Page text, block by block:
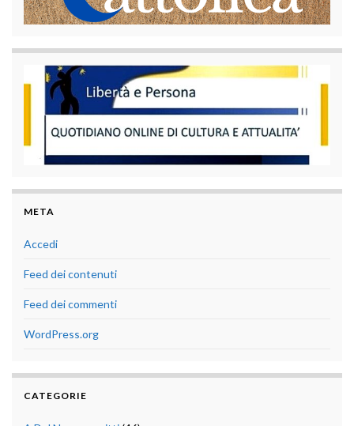
META
Accedi
Feed dei contenuti
Feed dei commenti
WordPress.org
CATEGORIE